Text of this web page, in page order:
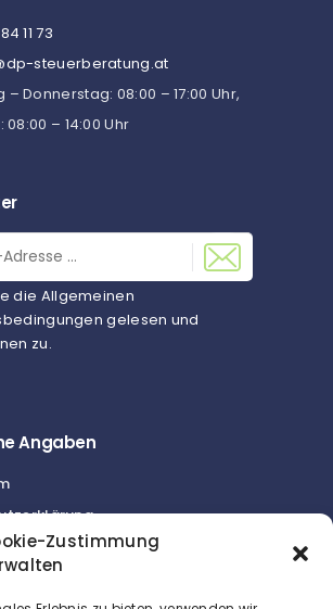
Zustimmung
11 73
steuerberatung.at
– Donnerstag: 08:00 – 17:00 Uhr,
08:00 – 14:00 Uhr
die Allgemeinen
gelesen und
zu.
Angaben
(EU)